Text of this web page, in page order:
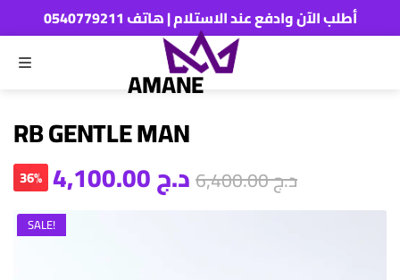
أطلب الآن وادفع عند الاستلام | هاتف 0540779211
MENU AMANE
RB GENTLE MAN
د.ج
د.ج6,400.00
36%
SALE!